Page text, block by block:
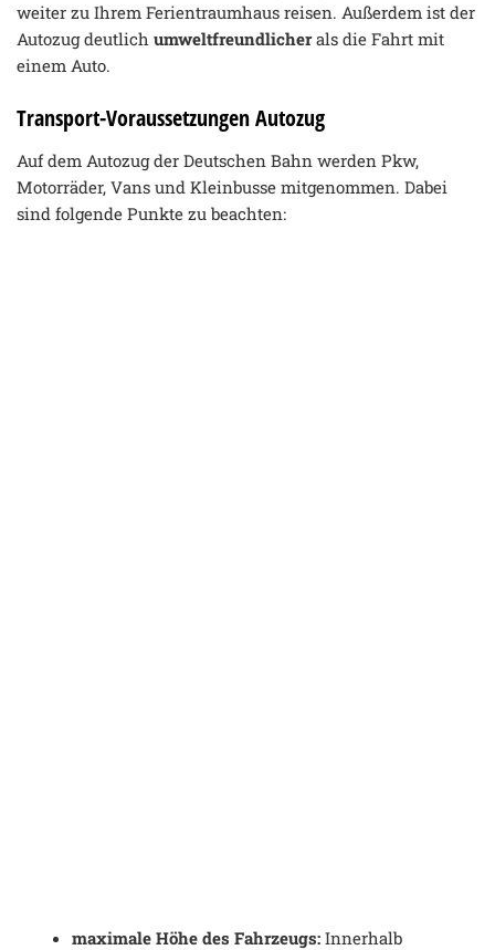
weiter zu Ihrem Ferientraumhaus reisen. Außerdem ist der
Autozug deutlich umweltfreundlicherals die Fahrt mit
einem Auto.
Transport-Voraussetzungen Autozug
Auf dem Autozug der Deutschen Bahn werden Pkw,
Motorräder, Vans und Kleinbusse mitgenommen. Dabei
sind folgende Punkte zu beachten:
maximale Höhe des Fahrzeugs: Innerhalb